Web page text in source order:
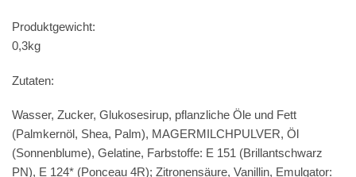
Produktgewicht:
0,3kg
Zutaten:
Wasser, Zucker, Glukosesirup, pflanzliche Öle und Fett
(Palmkernöl, Shea, Palm), MAGERMILCHPULVER, Öl
(Sonnenblume), Gelatine, Farbstoffe: E 151 (Brillantschwarz
PN), E 124* (Ponceau 4R); Zitronensäure, Vanillin, Emulgator: